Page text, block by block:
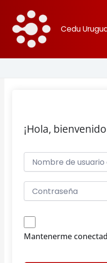
contenido
Cedu
¡Hola,
Mantenerme